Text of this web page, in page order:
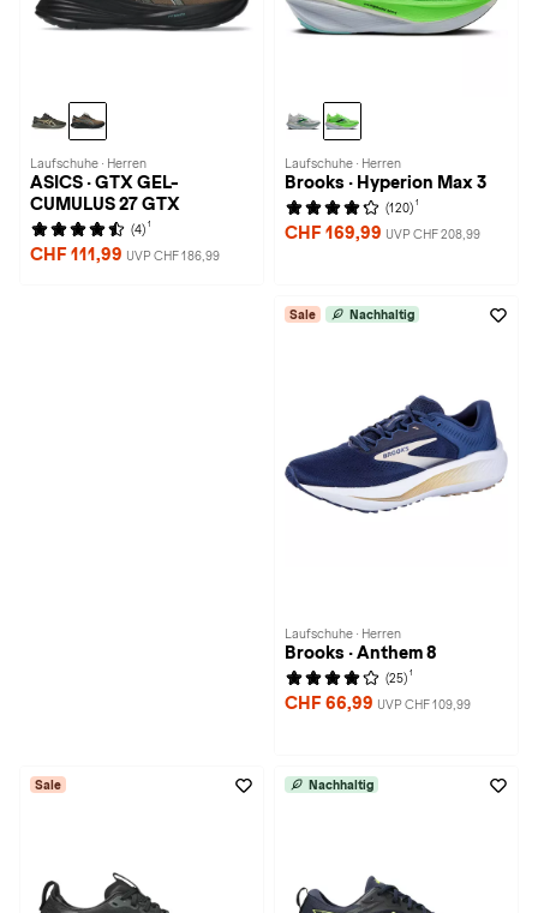
Laufschuhe · Herren
ASICS · GTX GEL-
CUMULUS 27 GTX
(4) 1
CHF 111,99 UVP CHF 186,99
Laufschuhe · Herren
Brooks · Hyperion Max 3
(120) 1
CHF 169,99 UVP CHF 208,99
Sale Nachhaltig
Laufschuhe · Herren
Brooks · Anthem 8
(25) 1
CHF 66,99 UVP CHF 109,99
Sale Nachhaltig